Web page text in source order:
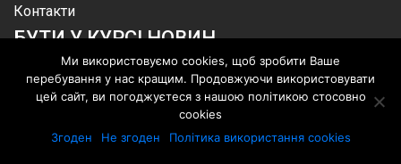
Контакти
БУТИ У КУРСІ НОВИН
©MotorСar.Всі права захищені.
Ми використовуємо cookies, щоб зробити Ваше
перебування у нас кращим. Продовжуючи використовувати
цей сайт, ви погоджуєтеся з нашою політикою стосовно
cookies
Згоден
Не згоден Політика використання cookies